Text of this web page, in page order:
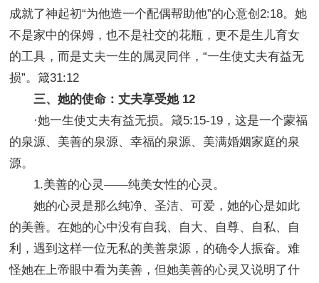
成就了神起初“为他造一个配偶帮助他”的心意创2:18。她
不是家中的保姆，也不是社交的花瓶，更不是生儿育女
的工具，而是丈夫一生的属灵同伴，“一生使丈夫有益无
损”。箴31:12
三、她的使命：丈夫享受她 12
·她一生使丈夫有益无损。箴5:15-19，这是一个蒙福
的泉源、美善的泉源、幸福的泉源、美满婚姻家庭的泉
源。
1.美善的心灵——纯美女性的心灵。
她的心灵是那么纯净、圣洁、可爱，她的心是如此
的美善。在她的心中没有自我、自大、自尊、自私、自
利，遇到这样一位无私的美善泉源，的确令人振奋。难
怪她在上帝眼中看为美善，但她美善的心灵又说明了什